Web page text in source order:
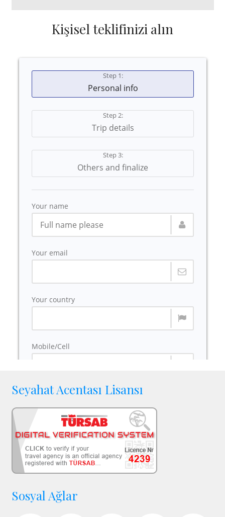
Kişisel teklifinizi alın
Seyahat Acentası Lisansı
Sosyal Ağlar